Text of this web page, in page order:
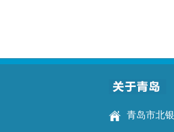
青岛市北银